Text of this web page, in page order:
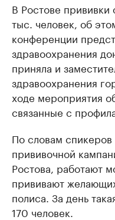
В Ростове прививки
тыс. человек, об
конференции
здравоохранения
приняла и
здравоохранения
ходе мероприятия
связанные с
По словам
прививочной
Ростова, работают
прививают
полиса. За день
170 человек.